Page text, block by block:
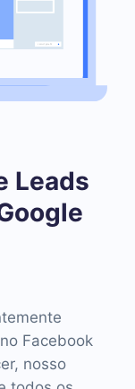
Leads
Facebook
nosso